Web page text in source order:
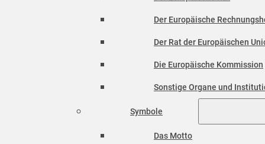
Der Europäische
Der Rat der Europäischen
Die Europäische Kommission
Sonstige Organe und
Symbole
Das Motto